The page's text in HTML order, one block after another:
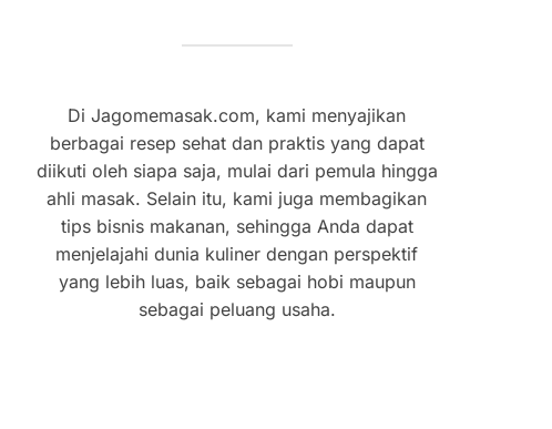
Di Jagomemasak.com, kami menyajikan
berbagai resep sehat dan praktis yang dapat
diikuti oleh siapa saja, mulai dari pemula hingga
ahli masak. Selain itu, kami juga membagikan
tips bisnis makanan, sehingga Anda dapat
menjelajahi dunia kuliner dengan perspektif
yang lebih luas, baik sebagai hobi maupun
sebagai peluang usaha.